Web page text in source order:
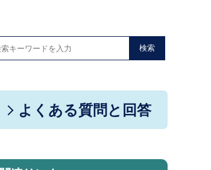
検索
よくある質問と回答